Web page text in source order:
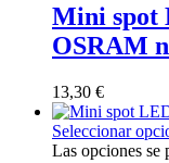
Mini spot
OSRAM
13,30 €
Seleccionar
Las opciones se